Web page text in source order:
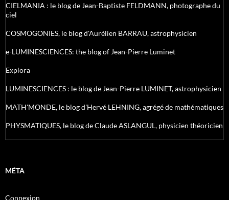
CIELMANIA : le blog de Jean-Baptiste FELDMANN, photographe du
ciel
COSMOGONIES, le blog d'Aurélien BARRAU, astrophysicien
e-LUMINESCIENCES: the blog of Jean-Pierre Luminet
Explora
LUMINESCIENCES : le blog de Jean-Pierre LUMINET, astrophysicien
MATH'MONDE, le blog d'Hervé LEHNING, agrégé de mathématiques
PHYSMATIQUES, le blog de Claude ASLANGUL, physicien théoricien
MÉTA
Connexion